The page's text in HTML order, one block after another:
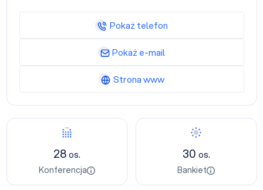
28os.
Konferencja
30 os.
Bankiet
Pokaż telefon
Pokaż e-mail
Strona www